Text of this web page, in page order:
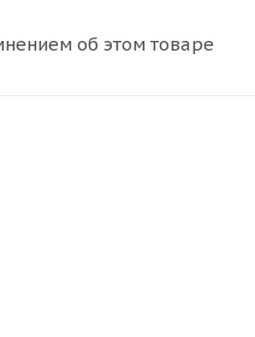
об этом товаре